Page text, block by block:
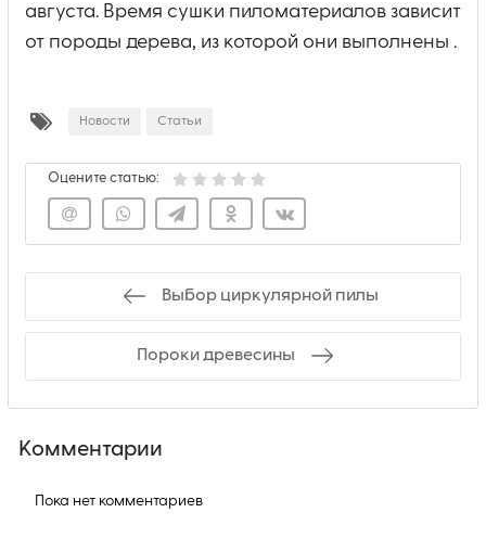
августа. Время сушки пиломатериалов зависит
от породы дерева, из которой они выполнены .
Новости Статьи
Оцените статью:
Выбор циркулярной пилы
Пороки древесины
Комментарии
Пока нет комментариев